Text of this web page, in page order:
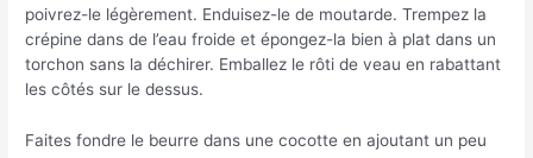
poivrez-le légèrement. Enduisez-le de moutarde. Trempez la
crépine dans de l’eau froide et épongez-la bien à plat dans un
torchon sans la déchirer. Emballez le rôti de veau en rabattant
les côtés sur le dessus.
Faites fondre le beurre dans une cocotte en ajoutant un peu